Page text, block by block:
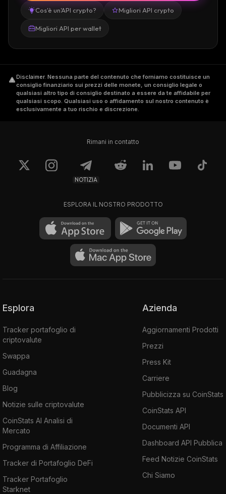
Cos'è un'API crypto? Migliori API crypto
Migliori API per wallet
Disclaimer. Nessuna parte del contenuto che forniamo costituisce un
consiglio finanziario sui prezzi delle monete, un consiglio legale o
qualsiasi altro tipo di consiglio destinato a essere da te affidabile per
qualsiasi scopo. Qualsiasi uso o affidamento sul nostro contenuto è
esclusivamente a tuo rischio e discrezione.
Rimani in contatto
NOTIZIA
ESPLORA IL NOSTRO PRODOTTO
Esplora
Tracker portafoglio di
criptovalute
Swappa
Guadagna
Blog
Notizie sulle criptovalute
CoinStats AI Analisi di
Mercato
Programma di Affiliazione
Tracker di Portafoglio DeFi
Tracker Portafoglio
Starknet
Azienda
Aggiornamenti Prodotti
Prezzi
Press Kit
Carriere
Pubblicizza su CoinStats
CoinStats API
Documenti API
Dashboard API Pubblica
Feed Notizie CoinStats
Chi Siamo